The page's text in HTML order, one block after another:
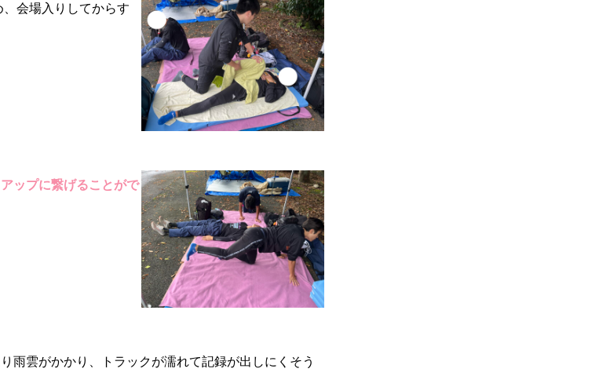
会場入りしてからす
ップに繋げることがで
雨雲がかかり、トラックが濡れて記録が出しにくそう